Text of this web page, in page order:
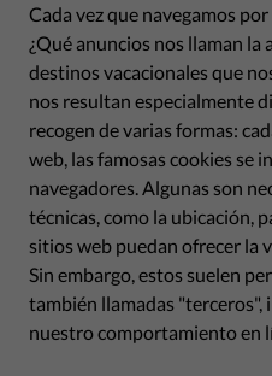
Cada vez que navegamos
¿Qué anuncios nos llaman la
destinos vacacionales que
nos resultan especialmente
recogen de varias formas:
web, las famosas cookies se
navegadores. Algunas son
técnicas, como la ubicación,
sitios web puedan ofrecer la
Sin embargo, estos suelen
también llamadas "terceros",
nuestro comportamiento en